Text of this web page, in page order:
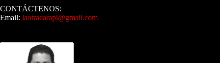
CONTÁCTENOS:
Email: laotracarapi@gmail.com